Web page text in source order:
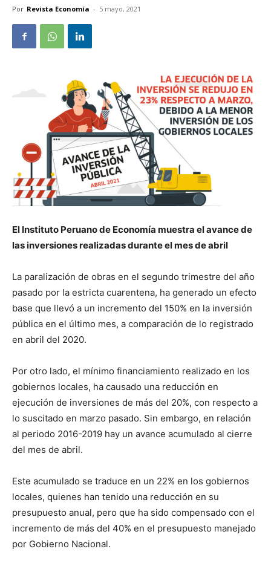
Por Revista Economía - 5 mayo, 2021
El Instituto Peruano de Economía muestra el avance de
las inversiones realizadas durante el mes de abril
La paralización de obras en el segundo trimestre del año
pasado por la estricta cuarentena, ha generado un efecto
base que llevó a un incremento del 150% en la inversión
pública en el último mes, a comparación de lo registrado
en abril del 2020.
Por otro lado, el mínimo financiamiento realizado en los
gobiernos locales, ha causado una reducción en
ejecución de inversiones de más del 20%, con respecto a
lo suscitado en marzo pasado. Sin embargo, en relación
al periodo 2016-2019 hay un avance acumulado al cierre
del mes de abril.
Este acumulado se traduce en un 22% en los gobiernos
locales, quienes han tenido una reducción en su
presupuesto anual, pero que ha sido compensado con el
incremento de más del 40% en el presupuesto manejado
por Gobierno Nacional.